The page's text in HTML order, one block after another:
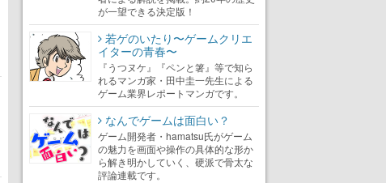
が一望できる決定版！
若ゲのいたり〜ゲームクリエ
イターの青春〜
『うつヌケ』『ペンと箸』等で知ら
れるマンガ家・田中圭一先生による
ゲーム業界レポートマンガです。
なんでゲームは面白い？
ゲーム開発者・hamatsu氏がゲーム
の魅力を画面や操作の具体的な形か
ら解き明かしていく、硬派で骨太な
評論連載です。